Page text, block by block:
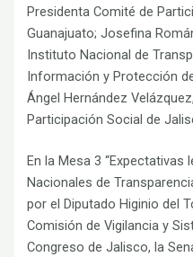
Presidenta Comité de
Guanajuato; Josefina
Instituto Nacional de
Información y Protección
Ángel Hernández
Participación Social de
En la Mesa 3
Nacionales de
por el Diputado Higinio del
Comisión de Vigilancia y
Congreso de Jalisco, la